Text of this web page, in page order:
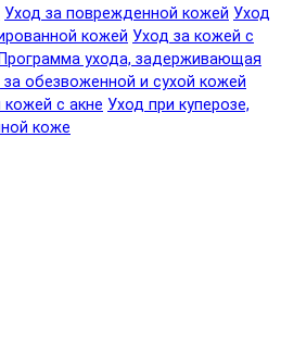
Уход за поврежденной кожей Уход
кожей Уход за кожей с
Программа ухода, задерживающая
за обезвоженной и сухой кожей
с акне Уход при куперозе,
коже